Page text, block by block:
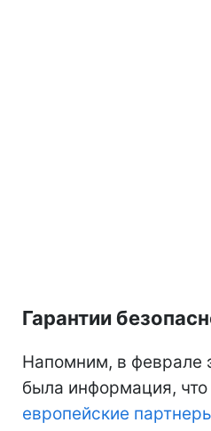
Гарантии
Напомним, в феврале
была информация, что
европейские